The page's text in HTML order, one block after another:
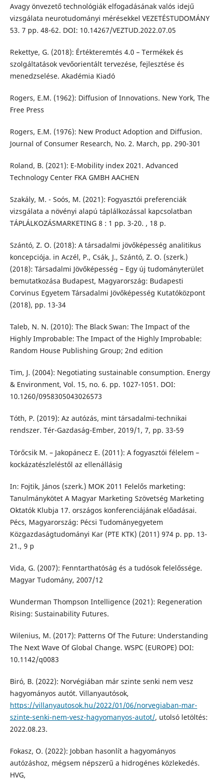
Avagy önvezető technológiák elfogadásának valós idejű
vizsgálata neurotudományi mérésekkel VEZETÉSTUDOMÁNY
53. 7 pp. 48-62. DOI: 10.14267/VEZTUD.2022.07.05
Rekettye, G. (2018): Értékteremtés 4.0 – Termékek és
szolgáltatások vevőorientált tervezése, fejlesztése és
menedzselése. Akadémia Kiadó
Rogers, E.M. (1962): Diffusion of Innovations. New York, The
Free Press
Rogers, E.M. (1976): New Product Adoption and Diffusion.
Journal of Consumer Research, No. 2. March, pp. 290-301
Roland, B. (2021): E-Mobility index 2021. Advanced
Technology Center FKA GMBH AACHEN
Szakály, M. - Soós, M. (2021): Fogyasztói preferenciák
vizsgálata a növényi alapú táplálkozással kapcsolatban
TÁPLÁLKOZÁSMARKETING 8 : 1 pp. 3-20. , 18 p.
Szántó, Z. O. (2018): A társadalmi jövőképesség analitikus
koncepciója. in Aczél, P., Csák, J., Szántó, Z. O. (szerk.)
(2018): Társadalmi Jövőképesség – Egy új tudományterület
bemutatkozása Budapest, Magyarország: Budapesti
Corvinus Egyetem Társadalmi Jövőképesség Kutatóközpont
(2018), pp. 13-34
Taleb, N. N. (2010): The Black Swan: The Impact of the
Highly Improbable: The Impact of the Highly Improbable:
Random House Publishing Group; 2nd edition
Tim, J. (2004): Negotiating sustainable consumption. Energy
& Environment, Vol. 15, no. 6. pp. 1027-1051. DOI:
10.1260/0958305043026573
Tóth, P. (2019): Az autózás, mint társadalmi-technikai
rendszer. Tér-Gazdaság-Ember, 2019/1, 7, pp. 33-59
Törőcsik M. – Jakopánecz E. (2011): A fogyasztói félelem –
kockázatészleléstől az ellenállásig
In: Fojtik, János (szerk.) MOK 2011 Felelős marketing:
Tanulmánykötet A Magyar Marketing Szövetség Marketing
Oktatók Klubja 17. országos konferenciájának előadásai.
Pécs, Magyarország: Pécsi Tudományegyetem
Közgazdaságtudományi Kar (PTE KTK) (2011) 974 p. pp. 13-
21., 9 p
Vida, G. (2007): Fenntarthatóság és a tudósok felelőssége.
Magyar Tudomány, 2007/12
Wunderman Thompson Intelligence (2021): Regeneration
Rising: Sustainability Futures.
Wilenius, M. (2017): Patterns Of The Future: Understanding
The Next Wave Of Global Change. WSPC (EUROPE) DOI:
10.1142/q0083
Biró, B. (2022): Norvégiában már szinte senki nem vesz
hagyományos autót. Villanyautósok,
https://villanyautosok.hu/2022/01/06/norvegiaban-mar-
szinte-senki-nem-vesz-hagyomanyos-autot/, utolsó letöltés:
2022.08.23.
Fokasz, O. (2022): Jobban hasonlít a hagyományos
autózáshoz, mégsem népszerű a hidrogénes közlekedés.
HVG,